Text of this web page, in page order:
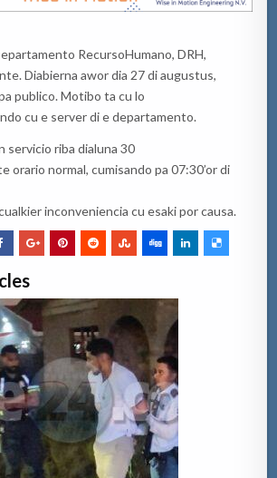
RecursoHumano, DRH,
Diabierna awor dia 27 di augustus,
publico. Motibo ta cu lo
cu e server di e departamento.
servicio riba dialuna 30
orario normal, cumisando pa 07:30’or di
inconveniencia cu esaki por causa.